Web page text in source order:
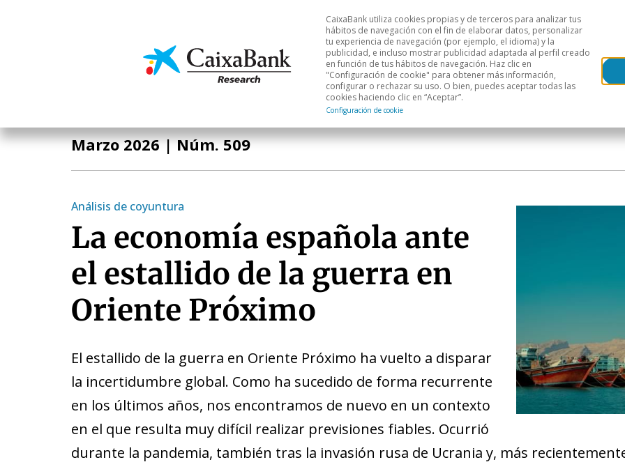
Economía y mercados Análisis sectorial Áreas geográficas
CaixaBank utiliza cookies propias y de terceros para analizar tus
hábitos de navegación con el fin de elaborar datos, personalizar
tu experiencia de navegación (por ejemplo, el idioma) y la
publicidad, e incluso mostrar publicidad adaptada al perfil creado
en función de tus hábitos de navegación. Haz clic en
"Configuración de cookie" para obtener más información,
configurar o rechazar su uso. O bien, puedes aceptar todas las
cookies haciendo clic en “Aceptar”.
Configuración de cookie
Marzo 2026| Núm. 509
Análisis de coyuntura
La economía española ante
el estallido de la guerra en
Oriente Próximo
El estallido de la guerra en Oriente Próximo ha vuelto a disparar
la incertidumbre global. Como ha sucedido de forma recurrente
en los últimos años, nos encontramos de nuevo en un contexto
en el que resulta muy difícil realizar previsiones fiables. Ocurrió
durante la pandemia, también tras la invasión rusa de Ucrania y, más